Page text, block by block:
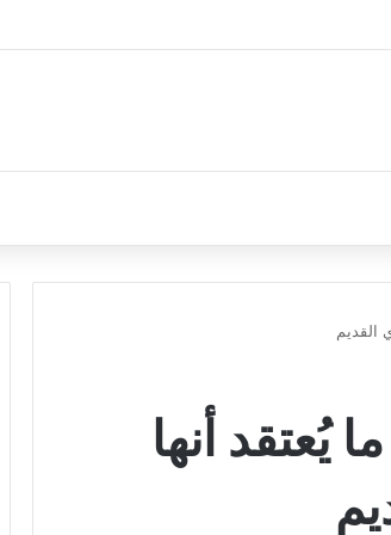
القديم
يُعتقد أنها